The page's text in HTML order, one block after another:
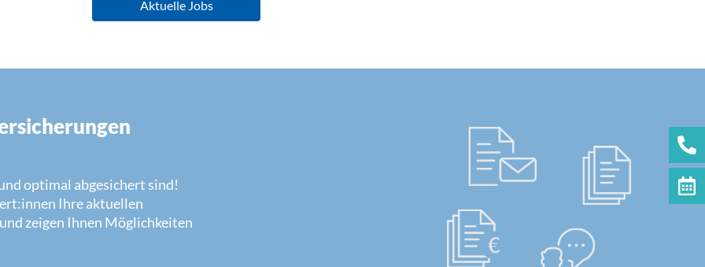
Aktuelle Jobs
optimal abgesichert sind!
Ihre aktuellen
zeigen Ihnen Möglichkeiten